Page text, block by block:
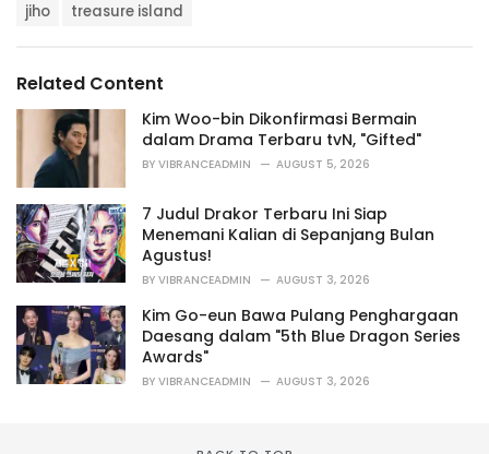
r
i
a
:
jiho treasure island
Related Content
Kim Woo-bin Dikonfirmasi Bermain
dalam Drama Terbaru tvN, "Gifted"
BY VIBRANCEADMIN AUGUST 5, 2026
7 Judul Drakor Terbaru Ini Siap
Menemani Kalian di Sepanjang Bulan
Agustus!
BY VIBRANCEADMIN AUGUST 3, 2026
Kim Go-eun Bawa Pulang Penghargaan
Daesang dalam "5th Blue Dragon Series
Awards"
BY VIBRANCEADMIN AUGUST 3, 2026